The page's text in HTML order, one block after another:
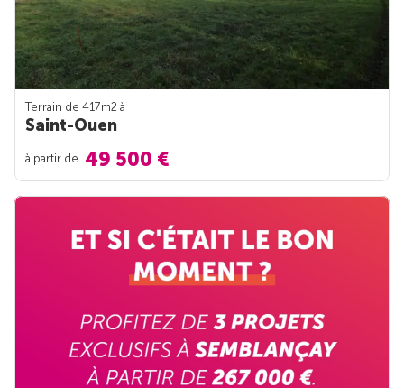
Terrain de 417m2 à
Saint-Ouen
à partir de 49 500 €